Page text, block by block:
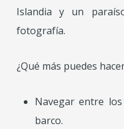
Islandia y un
fotografía.
¿Qué más puedes
Navegar entre
barco.